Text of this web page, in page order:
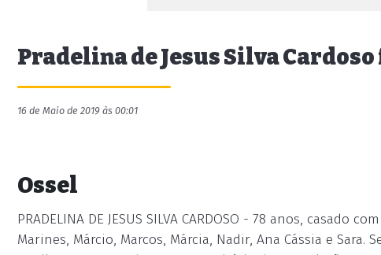
Pradelina de Jesus Silva Cardoso
16 de Maio de 2019 às 00:01
Ossel
PRADELINA DE JESUS SILVA CARDOSO - 78 anos, casado
Marines, Márcio, Marcos, Márcia, Nadir, Ana Cássia e